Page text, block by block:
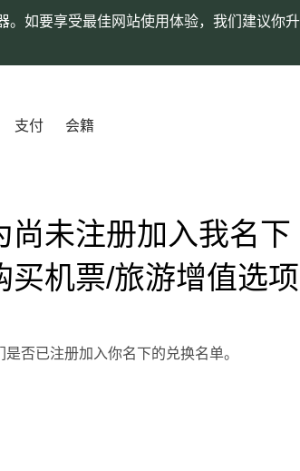
。如要享受最佳网站使用体验，我们建议
支付 会籍
未注册加入我名下
机票/旅游增值选项
否已注册加入你名下的兑换名单。